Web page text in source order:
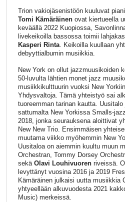
Trion vakiojäsenistöön kuuluvat
Tomi Kämäräinenovat kiertueella
keväällä 2022 Kuopiossa,
livekeikoilla bassossa toimii
Kasperi Rinta. Keikoilla kuullaan
debyyttialbumin musiikkia.
New York on ollut jazzmuusikoiden
50-luvulta lähtien monet jazz
musiikkikulttuurin vuoksi New
Yhdysvaltoja. Tämä yhteistyö sai
tuoreemman tarinan kautta.
sattumalta New Yorkissa Smalls-
2018, jonka seurauksena aloittivat
New New Trio. Ensimmäisen
muutama viikko myöhemmin New
Uusitaloa on aiemmin kuultu muun
Orchestran, Tommy Dorsey
sekä Olavi Louhivuorenriveissä.
levyttänyt vuosina 2016 ja 2019
Kämäräinen julkaisi uutta musiikkia
yhtyeellään alkuvuodesta 2021
Music) merkeissä.